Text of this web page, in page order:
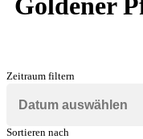
Zeitraum filtern
Sortieren nach